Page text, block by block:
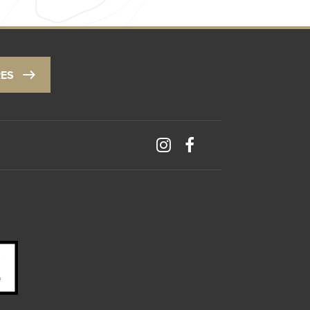
Personnalisez vos préférences pour